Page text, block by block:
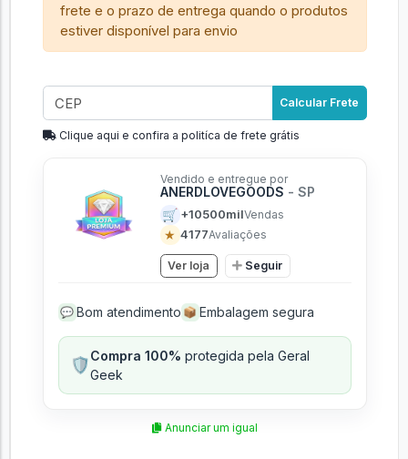
frete e o prazo de entrega quando o produtos
estiver disponível para envio
Calcular Frete
Clique aqui e confira a politíca de frete grátis
Vendido e entregue por
ANERDLOVEGOODS - SP
🛒 +10500milVendas
★ 4177Avaliações
Ver loja Seguir
💬 Bom atendimento 📦 Embalagem segura
🛡️Compra 100% protegida pela Geral
Geek
Anunciar um igual